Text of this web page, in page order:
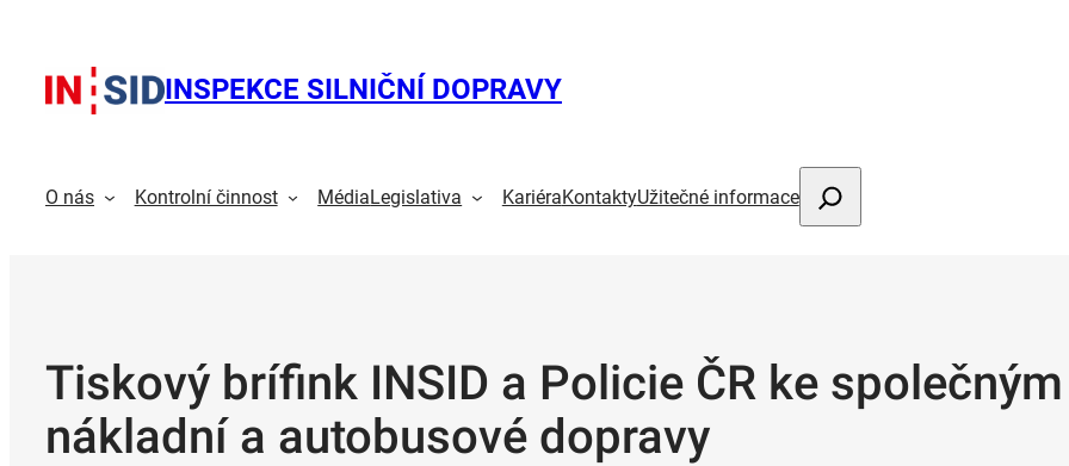
obsah
INSPEKCE SILNIČNÍ DOPRAVY
O nás Kontrolní činnost MédiaLegislativa KariéraKontaktyUžitečné informace
Hledat
Tiskový brífink INSID a Policie ČR ke
nákladní a autobusové dopravy